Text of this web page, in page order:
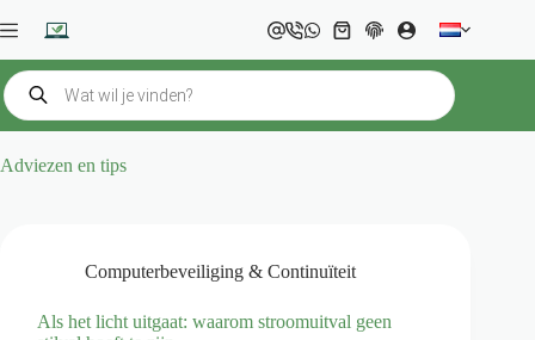
naar
inhoud
Winkelwagen
Producten
zoeken
Adviezen en tips
Computerbeveiliging & Continuïteit
Als het licht uitgaat: waarom stroomuitval geen